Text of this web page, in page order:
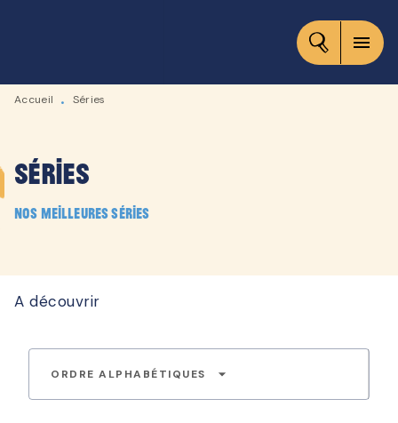
CONTENU
menu
Accueil • Séries
Séries
Nos meilleures séries
A découvrir
ORDRE ALPHABÉTIQUES arrow_drop_down